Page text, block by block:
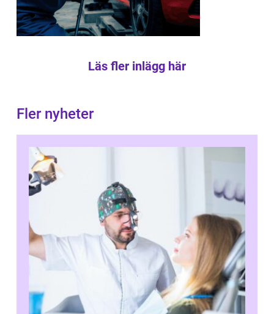
Läs fler inlägg här
Fler nyheter